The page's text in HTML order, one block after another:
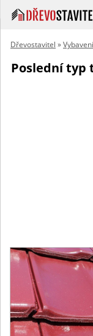
Dřevostavitel »
Poslední typ